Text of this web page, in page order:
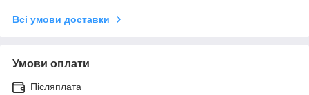
Всі умови доставки
Умови оплати
Післяплата